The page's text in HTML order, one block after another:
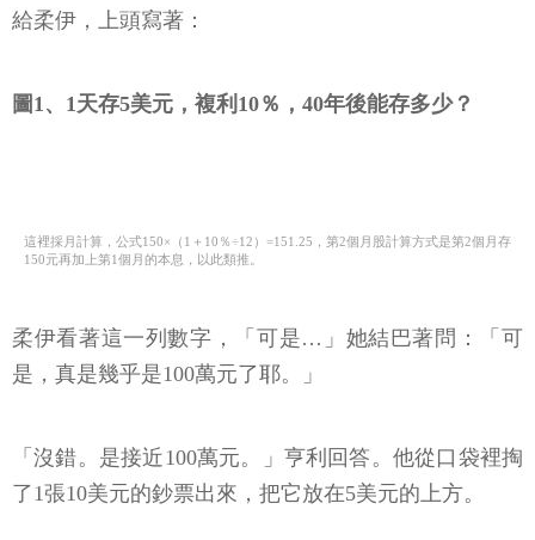
給柔伊，上頭寫著：
圖1、1天存5美元，複利10％，40年後能存多少？
這裡採月計算，公式150×（1＋10％÷12）=151.25，第2個月股計算方式是第2個月存
150元再加上第1個月的本息，以此類推。
柔伊看著這一列數字，「可是…」她結巴著問：「可
是，真是幾乎是100萬元了耶。」
「沒錯。是接近100萬元。」亨利回答。他從口袋裡掏
了1張10美元的鈔票出來，把它放在5美元的上方。